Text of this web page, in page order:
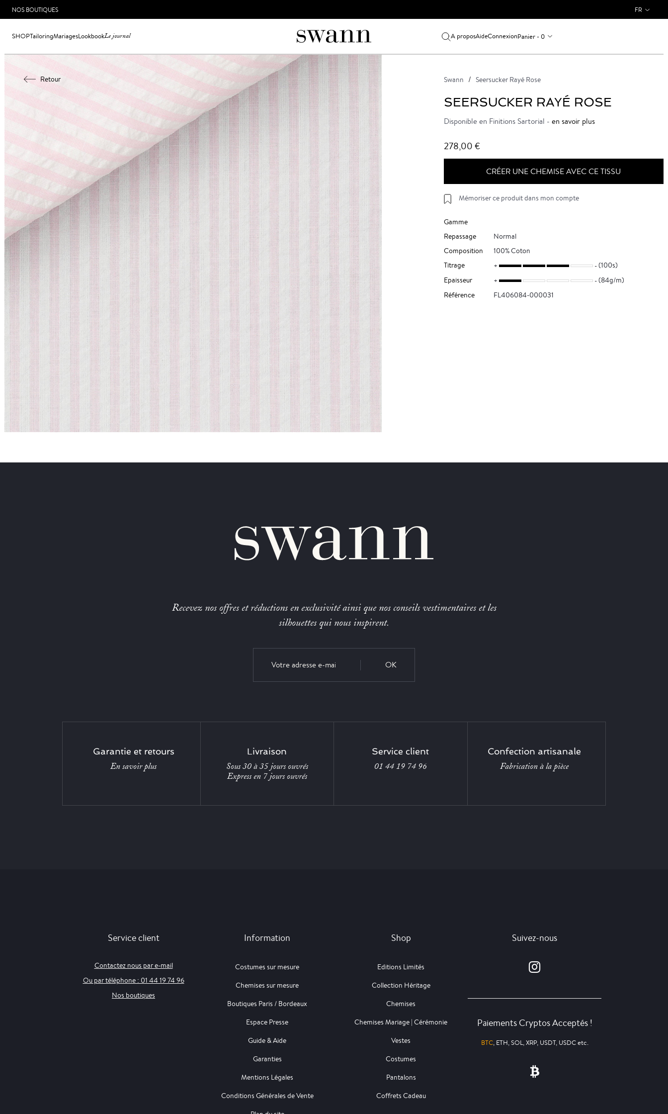
NOS BOUTIQUES FR
SHOPTailoringMariagesLookbookLe journal A proposAideConnexionPanier - 0
Retour Swann Seersucker Rayé Rose
SEERSUCKER RAYÉ ROSE
Disponible en Finitions Sartorial - en savoir plus
278,00 €
CRÉER UNE CHEMISE AVEC CE TISSU
Mémoriser ce produit dans mon compte
Gamme
Repassage
Normal
Composition
100% Coton
Titrage
(100s)
Epaisseur
(84g/m)
Référence
FL406084-000031
Recevez nos offres et réductions en exclusivité ainsi que nos conseils vestimentaires et les
silhouettes qui nous inspirent.
OK
Garantie et retours
En savoir plus
Livraison
Sous 30 à 35 jours ouvrés
Express en 7 jours ouvrés
Service client
01 44 19 74 96
Confection artisanale
Fabrication à la pièce
Service client
Contactez nous par e-mail
Ou par téléphone : 01 44 19 74 96
Nos boutiques
Information
Costumes sur mesure
Chemises sur mesure
Boutiques Paris / Bordeaux
Espace Presse
Guide & Aide
Garanties
Mentions Légales
Conditions Générales de Vente
Shop
Editions Limités
Collection Héritage
Chemises
Chemises Mariage | Cérémonie
Vestes
Costumes
Pantalons
Coffrets Cadeau
Suivez-nous
Paiements Cryptos Acceptés !
BTC, ETH, SOL, XRP, USDT, USDC etc.